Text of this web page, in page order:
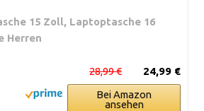
15 Zoll, Laptoptasche 16
Herren
24,99 €
28,99 €
Bei Amazon
ansehen